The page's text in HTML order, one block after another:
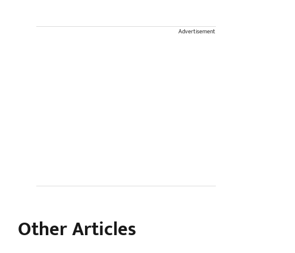
Advertisement
Other Articles